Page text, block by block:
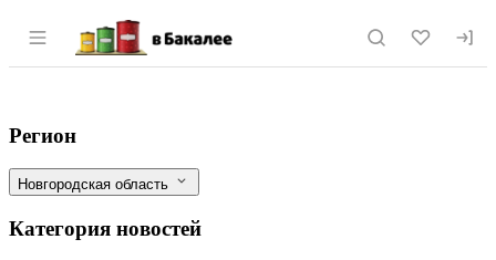
Раздел навигации по сайту vbakalee.ru
В Новгороде сахар подорожал почти на
Фильтры
Регион
Новгородская область
Категория новостей